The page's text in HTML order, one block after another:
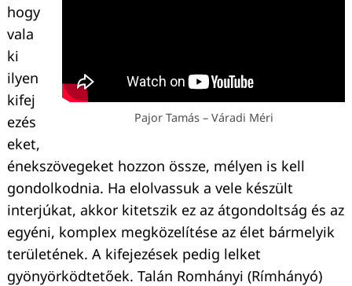
Pajor Tamás – Váradi Méri
hogy
vala
ki
ilyen
kifej
ezés
eket,
énekszövegeket hozzon össze, mélyen is kell
gondolkodnia. Ha elolvassuk a vele készült
interjúkat, akkor kitetszik ez az átgondoltság és az
egyéni, komplex megközelítése az élet bármelyik
területének. A kifejezések pedig lelket
gyönyörködtetőek. Talán Romhányi (Rímhányó)